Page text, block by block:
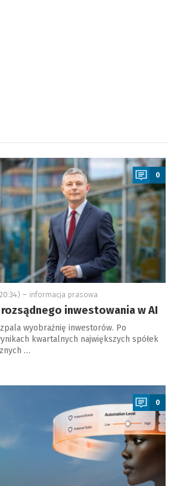
0
– informacja prasowa
rozsądnego inwestowania w AI
wyobraźnię inwestorów. Po
kwartalnych największych spółek
…
0